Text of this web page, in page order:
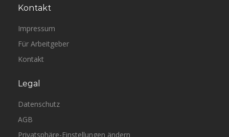
Kontakt
Impressum
Für Arbeitgeber
Kontakt
Legal
Datenschutz
AGB
Privatsphäre-Einstellungen ändern